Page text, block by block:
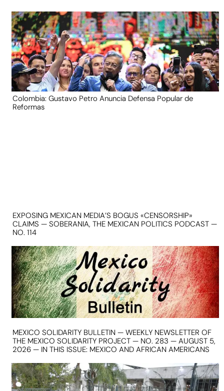
Colombia: Gustavo Petro Anuncia Defensa Popular de
Reformas
EXPOSING MEXICAN MEDIA’S BOGUS «CENSORSHIP»
CLAIMS — SOBERANIA, THE MEXICAN POLITICS PODCAST —
NO. 114
MEXICO SOLIDARITY BULLETIN — WEEKLY NEWSLETTER OF
THE MEXICO SOLIDARITY PROJECT — NO. 283 — AUGUST 5,
2026 — IN THIS ISSUE: MEXICO AND AFRICAN AMERICANS